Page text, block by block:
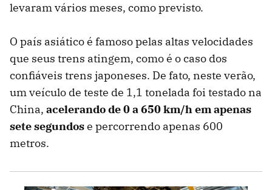
levaram vários meses, como previsto.
O país asiático é famoso pelas altas velocidades
que seus trens atingem, como é o caso dos
confiáveis ​​trens japoneses. De fato, neste verão,
um veículo de teste de 1,1 tonelada foi testado na
China, acelerando de 0 a 650 km/h em apenas
sete segundose percorrendo apenas 600
metros.